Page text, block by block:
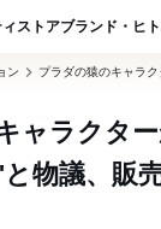
ストアブランド・ヒト
ン プラダの猿のキャラ
ャラクタ
物議、販